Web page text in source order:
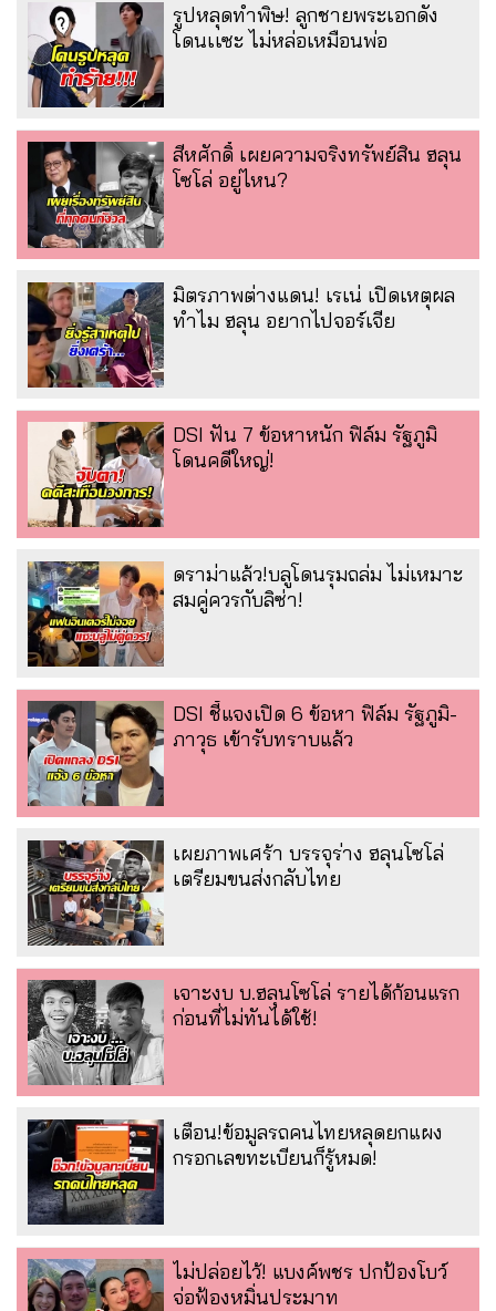
รูปหลุดทำพิษ! ลูกชายพระเอกดัง
โดนเเซะ ไม่หล่อเหมือนพ่อ
สีหศักดิ์ เผยความจริงทรัพย์สิน ฮลุน
โซโล่ อยู่ไหน?
มิตรภาพต่างแดน! เรเน่ เปิดเหตุผล
ทำไม ฮลุน อยากไปจอร์เจีย
DSI ฟัน 7 ข้อหาหนัก ฟิล์ม รัฐภูมิ
โดนคดีใหญ่!
ดราม่าแล้ว!บลูโดนรุมถล่ม ไม่เหมาะ
สมคู่ควรกับลิซ่า!
DSI ชี้แจงเปิด 6 ข้อหา ฟิล์ม รัฐภูมิ-
ภาวุธ เข้ารับทราบแล้ว
เผยภาพเศร้า บรรจุร่าง ฮลุนโซโล่
เตรียมขนส่งกลับไทย
เจาะงบ บ.ฮลุนโซโล่ รายได้ก้อนแรก
ก่อนที่ไม่ทันได้ใช้!
เตือน!ข้อมูลรถคนไทยหลุดยกแผง
กรอกเลขทะเบียนก็รู้หมด!
ไม่ปล่อยไว้! แบงค์พชร ปกป้องโบว์
จ่อฟ้องหมิ่นประมาท